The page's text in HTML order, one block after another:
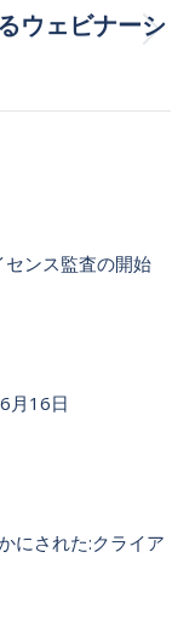
ウェビナーシ
ンス監査の開始
月16日
にされた:クライア